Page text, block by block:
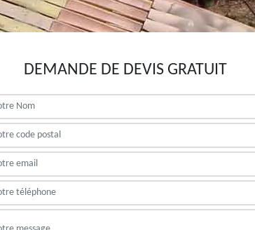
DEMANDE DE DEVIS GRATUIT